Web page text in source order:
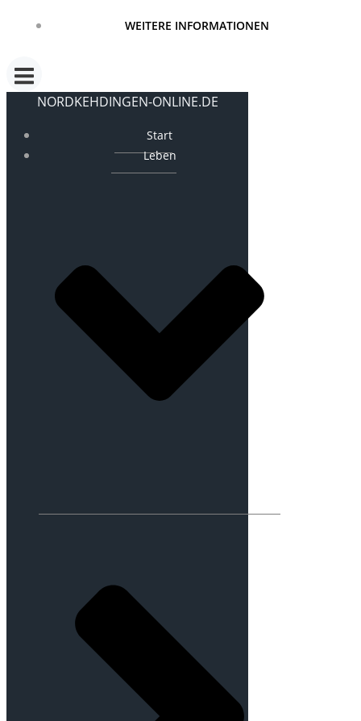
WEITERE INFORMATIONEN
NORDKEHDINGEN-ONLINE.DE
Start
Leben